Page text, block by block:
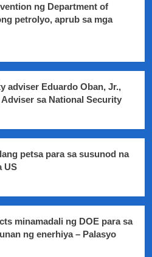
ng Department of
petrolyo, aprub sa mga
adviser Eduardo Oban, Jr.,
sa National Security
petsa para sa susunod na
US
minamadali ng DOE para sa
ng enerhiya – Palasyo